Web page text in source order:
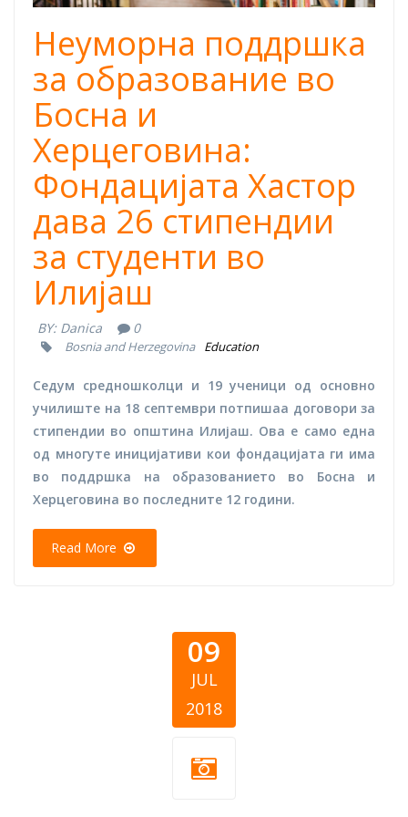
Неуморна поддршка
за образование во
Босна и
Херцеговина:
Фондацијата Хастор
дава 26 стипендии
за студенти во
Илијаш
BY: Danica 0
Bosnia and Herzegovina Education
Седум средношколци и 19 ученици од основно
училиште на 18 септември потпишаа договори за
стипендии во општина Илијаш. Ова е само една
од многуте иницијативи кои фондацијата ги има
во поддршка на образованието во Босна и
Херцеговина во последните 12 години.
Read More
09
JUL
2018